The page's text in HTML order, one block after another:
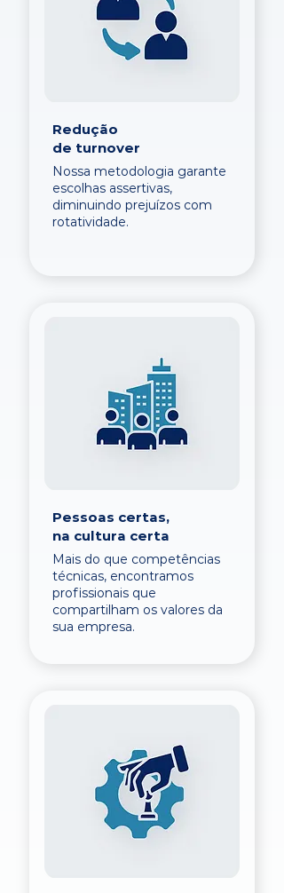
Redução
de turnover
Nossa metodologia garante
escolhas assertivas,
diminuindo prejuízos com
rotatividade.
Pessoas certas,
na cultura certa
Mais do que competências
técnicas, encontramos
profissionais que
compartilham os valores da
sua empresa.